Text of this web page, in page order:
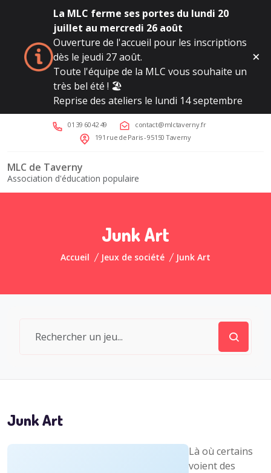
La MLC ferme ses portes du lundi 20
juillet au mercredi 26 août
Ouverture de l'accueil pour les inscriptions
dès le jeudi 27 août.
Toute l'équipe de la MLC vous souhaite un
très bel été ! 🏖️
Reprise des ateliers le lundi 14 septembre
01 39 60 42 49
contact@mlctaverny.fr
191 rue de Paris - 95150 Taverny
MLC de Taverny
Association d'éducation populaire
Junk Art
Accueil Jeux de société Junk Art
Junk Art
Là où certains
voient des